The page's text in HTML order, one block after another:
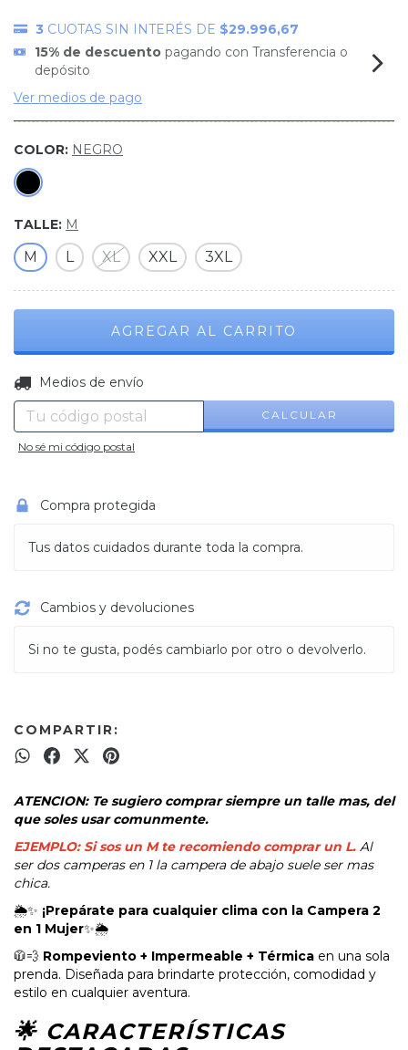
3 CUOTAS SIN INTERÉS DE $29.996,67
15% de descuento pagando con Transferencia o
depósito
Ver medios de pago
COLOR: NEGRO
TALLE: M
M L XL XXL 3XL
Entregas para el CP:
Medios de envío
CALCULAR
No sé mi código postal
Compra protegida
Tus datos cuidados durante toda la compra.
Cambios y devoluciones
Si no te gusta, podés cambiarlo por otro o devolverlo.
COMPARTIR:
ATENCION: Te sugiero comprar siempre un talle mas, del
que soles usar comunmente.
EJEMPLO: Si sos un M te recomiendo comprar un L. Al
ser dos camperas en 1 la campera de abajo suele ser mas
chica.
🌦️✨ ¡Prepárate para cualquier clima con la Campera 2
en 1 Mujer✨🌦️
🧥💨 Rompeviento + Impermeable + Térmica en una sola
prenda. Diseñada para brindarte protección, comodidad y
estilo en cualquier aventura.
🌟 CARACTERÍSTICAS